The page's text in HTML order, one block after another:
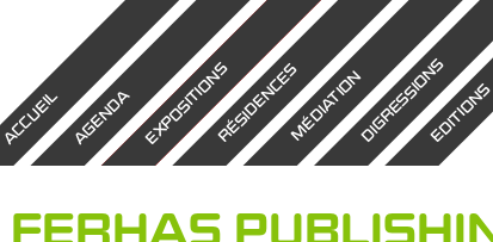
ACCUEILAGENDAEXPOSITIONSRÉSIDENCESMÉDIATIONDIGRESSIONSEDITIONS